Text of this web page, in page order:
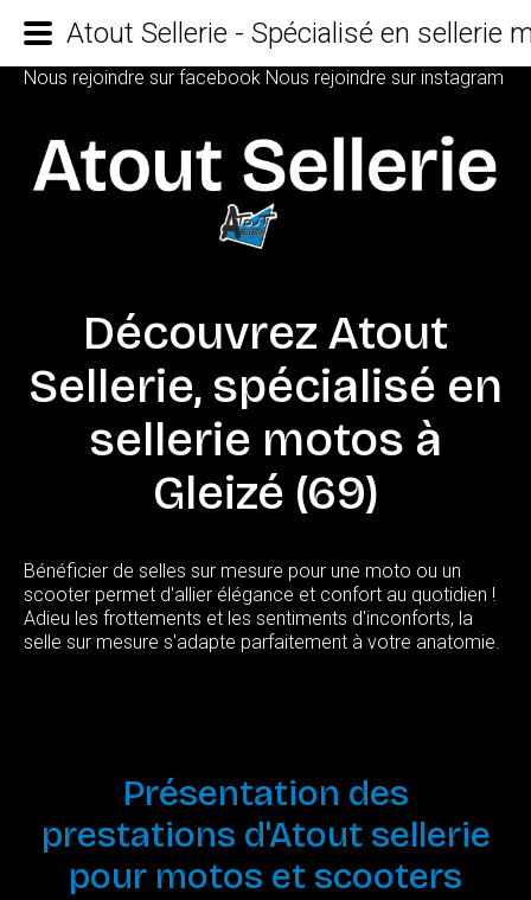
Nous rejoindre sur facebook Nous rejoindre sur instagram
Découvrez Atout
Sellerie, spécialisé en
sellerie motos à
Gleizé (69)
Bénéficier de selles sur mesure pour une moto ou un
scooter permet d'allier élégance et confort au quotidien !
Adieu les frottements et les sentiments d'inconforts, la
selle sur mesure s'adapte parfaitement à votre anatomie.
Présentation des
prestations d'Atout sellerie
pour motos et scooters
Atout Sellerie - Spécialisé en sellerie